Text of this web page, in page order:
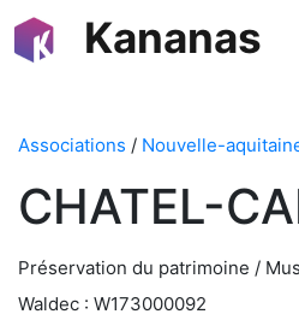
Kananas
Associations / Nouvelle-
CHATEL-
Préservation du patrimoine /
Waldec : W173000092